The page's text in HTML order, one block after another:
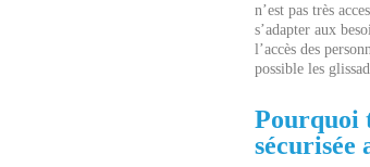
n’est pas très
s’adapter aux
l’accès des
possible les
Pourquoi